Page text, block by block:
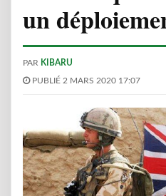
un
PAR KIBARU
PUBLIÉ 2 MARS 2020 17:07